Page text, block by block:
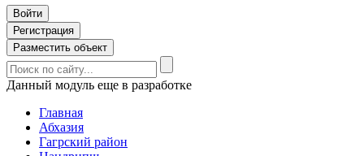
Войти
Регистрация
Разместить объект
Данный модуль еще в разработке
Главная
Абхазия
Гагрский район